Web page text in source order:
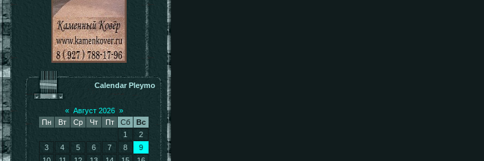
Calendar Pleymo
« Август 2026 »
Пн
Вт Ср Чт Пт Сб
Вс
1
2
3
4 5 6 7 8
9